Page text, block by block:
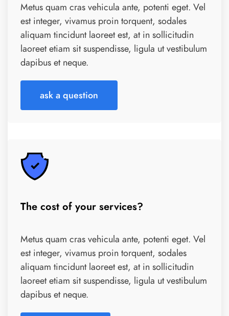
Metus quam cras vehicula ante, potenti eget. Vel
est integer, vivamus proin torquent, sodales
aliquam tincidunt laoreet est, at in sollicitudin
laoreet etiam sit suspendisse, ligula ut vestibulum
dapibus et neque.
ask a question
The cost of your services?
Metus quam cras vehicula ante, potenti eget. Vel
est integer, vivamus proin torquent, sodales
aliquam tincidunt laoreet est, at in sollicitudin
laoreet etiam sit suspendisse, ligula ut vestibulum
dapibus et neque.